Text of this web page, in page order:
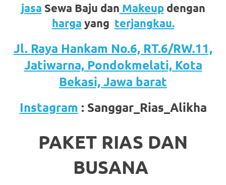
Online
replica
Discover
loanswatches.com.
jasa Sewa Baju dan Makeupdengan
harga yang terjangkau.
Jl. Raya Hankam No.6, RT.6/RW.11,
Jatiwarna, Pondokmelati, Kota
Bekasi, Jawa barat
Instagram : Sanggar_Rias_Alikha
PAKET RIAS DAN
BUSANA